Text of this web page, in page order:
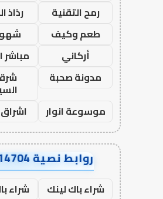
رمح التقنية
رذاذ
طعم وكيف
أركاني
مباشر
مدونة صحبة
موسوعة انوار
اشراق
روابط نصية AA14704
شراء باك لينك
شراء